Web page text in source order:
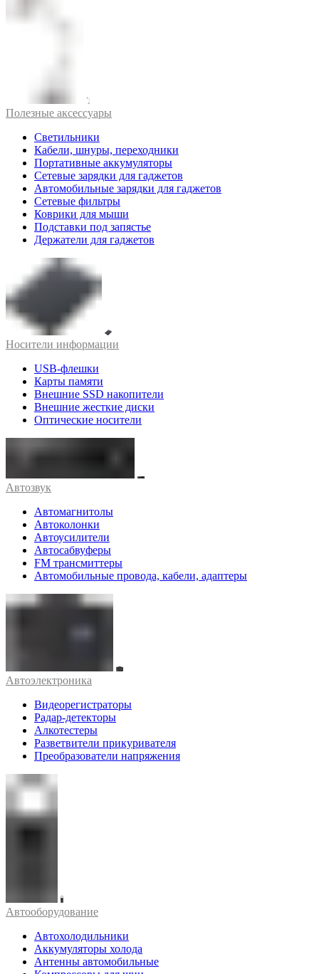
Полезные аксессуары
Светильники
Кабели, шнуры, переходники
Портативные аккумуляторы
Сетевые зарядки для гаджетов
Автомобильные зарядки для гаджетов
Сетевые фильтры
Коврики для мыши
Подставки под запястье
Держатели для гаджетов
Носители информации
USB-флешки
Карты памяти
Внешние SSD накопители
Внешние жесткие диски
Оптические носители
Автозвук
Автомагнитолы
Автоколонки
Автоусилители
Автосабвуферы
FM трансмиттеры
Автомобильные провода, кабели, адаптеры
Автоэлектроника
Видеорегистраторы
Радар-детекторы
Алкотестеры
Разветвители прикуривателя
Преобразователи напряжения
Автооборудование
Автохолодильники
Аккумуляторы холода
Антенны автомобильные